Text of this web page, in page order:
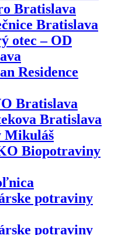
Bratislava
Bratislava
otec – OD
Residence
Bratislava
Bratislava
Mikuláš
Biopotraviny
potraviny
potraviny